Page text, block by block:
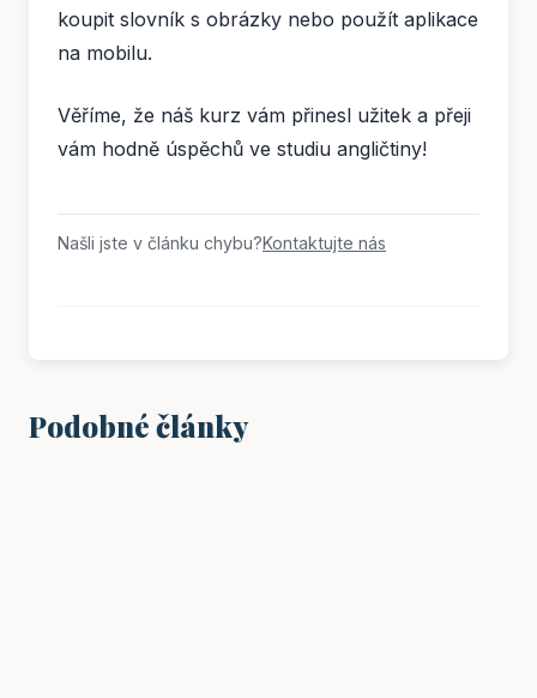
koupit slovník s obrázky nebo použít aplikace
na mobilu.
Věříme, že náš kurz vám přinesl užitek a přeji
vám hodně úspěchů ve studiu angličtiny!
Našli jste v článku chybu?Kontaktujte nás
Podobné články